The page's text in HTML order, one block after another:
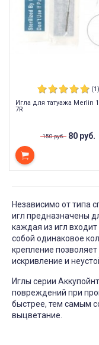
(1)
Игла для татуажа Merlin
7R
150 руб. 80 руб.
Независимо от типа
игл предназначены
каждая из игл
собой одинаковое
крепление
искривление и
Иглы серии
повреждений при
быстрее, тем самым
выцветание.